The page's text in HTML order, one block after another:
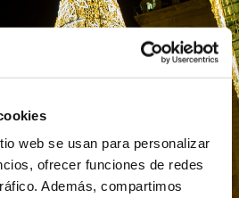
web se usan para personalizar
ofrecer funciones de redes
Además, compartimos